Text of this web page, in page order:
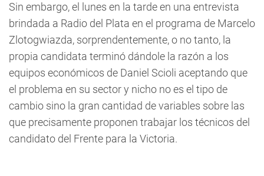
Sin embargo, el lunes en la tarde en una entrevista
brindada a Radio del Plata en el programa de Marcelo
Zlotogwiazda, sorprendentemente, o no tanto, la
propia candidata terminó dándole la razón a los
equipos económicos de Daniel Scioli aceptando que
el problema en su sector y nicho no es el tipo de
cambio sino la gran cantidad de variables sobre las
que precisamente proponen trabajar los técnicos del
candidato del Frente para la Victoria.